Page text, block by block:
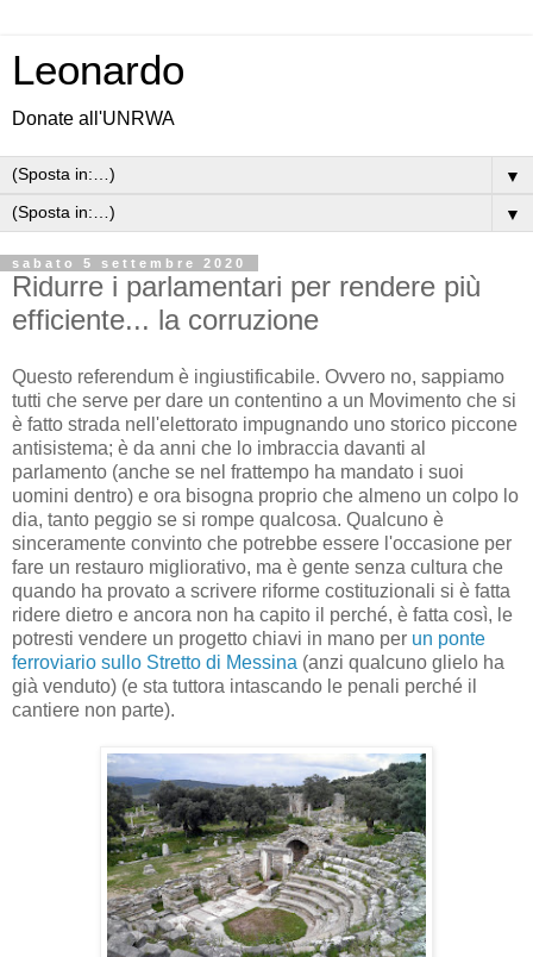
Leonardo
Donate all'UNRWA
▼
▼
sabato 5 settembre 2020
Ridurre i parlamentari per rendere più
efficiente... la corruzione
Questo referendum è ingiustificabile. Ovvero no, sappiamo
tutti che serve per dare un contentino a un Movimento che si
è fatto strada nell'elettorato impugnando uno storico piccone
antisistema; è da anni che lo imbraccia davanti al
parlamento (anche se nel frattempo ha mandato i suoi
uomini dentro) e ora bisogna proprio che almeno un colpo lo
dia, tanto peggio se si rompe qualcosa. Qualcuno è
sinceramente convinto che potrebbe essere l'occasione per
fare un restauro migliorativo, ma è gente senza cultura che
quando ha provato a scrivere riforme costituzionali si è fatta
ridere dietro e ancora non ha capito il perché, è fatta così, le
potresti vendere un progetto chiavi in mano per un ponte
ferroviario sullo Stretto di Messina (anzi qualcuno glielo ha
già venduto) (e sta tuttora intascando le penali perché il
cantiere non parte).